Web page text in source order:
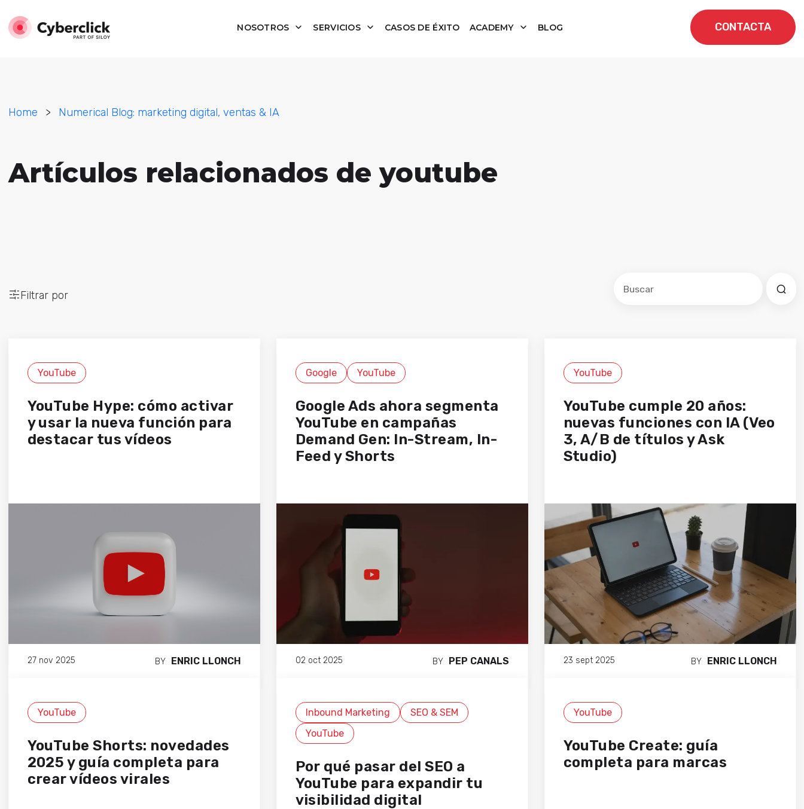
NOSOTROS SERVICIOS CASOS DE ÉXITO ACADEMY BLOG CONTACTA
Home > Numerical Blog: marketing digital, ventas & IA
Artículos relacionados de youtube
Filtrar por
YouTube
YouTube Hype: cómo activar
y usar la nueva función para
destacar tus vídeos
27 nov 2025 BY ENRIC LLONCH
Google YouTube
Google Ads ahora segmenta
YouTube en campañas
Demand Gen: In-Stream, In-
Feed y Shorts
02 oct 2025 BY PEP CANALS
YouTube
YouTube cumple 20 años:
nuevas funciones con IA (Veo
3, A/B de títulos y Ask
Studio)
23 sept 2025 BY ENRIC LLONCH
YouTube
YouTube Shorts: novedades
2025 y guía completa para
crear vídeos virales
Inbound Marketing
SEO & SEM
YouTube
Por qué pasar del SEO a
YouTube para expandir tu
visibilidad digital
YouTube
YouTube Create: guía
completa para marcas